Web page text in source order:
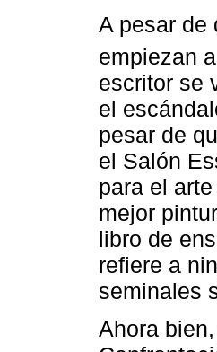
A pesar de
empiezan
escritor se
el
pesar de
el Salón
para el
mejor
libro de
refiere a
seminales
Ahora